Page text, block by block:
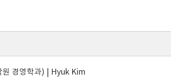
원 경영학과) | Hyuk Kim